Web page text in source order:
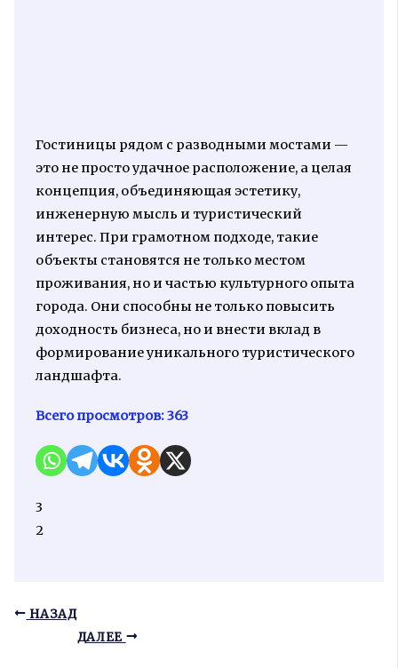
Гостиницы рядом с разводными мостами —
это не просто удачное расположение, а целая
концепция, объединяющая эстетику,
инженерную мысль и туристический
интерес. При грамотном подходе, такие
объекты становятся не только местом
проживания, но и частью культурного опыта
города. Они способны не только повысить
доходность бизнеса, но и внести вклад в
формирование уникального туристического
ландшафта.
Всего просмотров:363
3
2
НАЗАД
ДАЛЕЕ